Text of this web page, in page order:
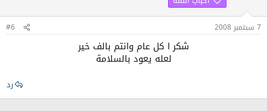
7 سبتمبر 2008 #6
شكر ا كل عام وانتم بالف خير
لعله يعود بالسلامة​
رد